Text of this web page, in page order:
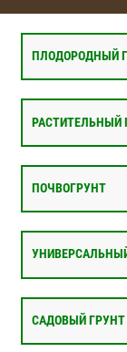
ПЛОДОРОДНЫЙ
РАСТИТЕЛЬНЫЙ
ПОЧВОГРУНТ
САДОВЫЙ ГРУНТ